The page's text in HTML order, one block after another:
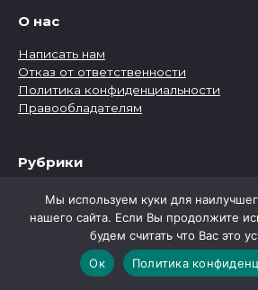
О нас
Написать нам
Отказ от ответственности
Политика конфиденциальности
Правообладателям
Рубрики
РубрикиМы используем куки для
нашего сайта. Если Вы продолжите
будем считать что Вас это
Ок
Политика